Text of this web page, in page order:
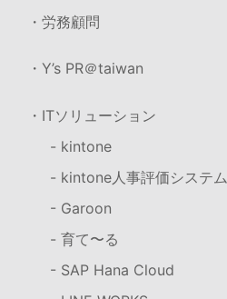
・労務顧問
・Y’s PR＠taiwan
・ITソリューション
- kintone
- kintone人事評価システム
- Garoon
- 育て〜る
- SAP Hana Cloud